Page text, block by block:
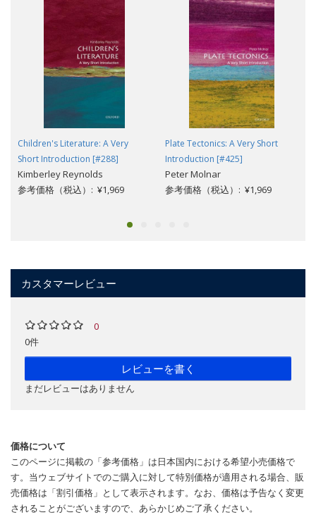
Children's Literature: A Very
Short Introduction [#288]
Kimberley Reynolds
参考価格（税込）: ¥1,969
Plate Tectonics: A Very Short
Introduction [#425]
Peter Molnar
参考価格（税込）: ¥1,969
カスタマーレビュー
0
0件
レビューを書く
まだレビューはありません
価格について
このページに掲載の「参考価格」は日本国内における希望小売価格で
す。当ウェブサイトでのご購入に対して特別価格が適用される場合、販
売価格は「割引価格」として表示されます。なお、価格は予告なく変更
されることがございますので、あらかじめご了承ください。